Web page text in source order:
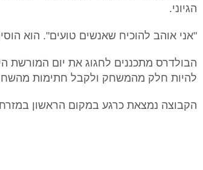
הגיוני.
"אני אוהב להוכיח שאנשים טועים". הוא
להיות חלק מהמשחק ולקבל חתימות
הקבוצה נמצאת כרגע במקום הראשון במזרח עם